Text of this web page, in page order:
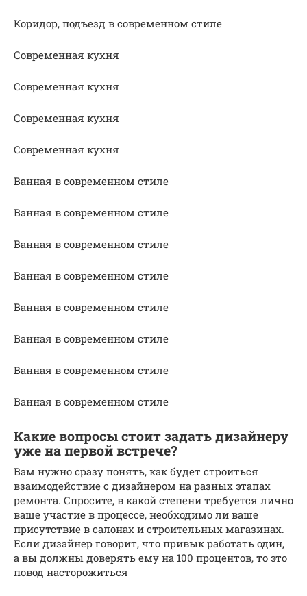
Коридор, подъезд в современном стиле
Современная кухня
Современная кухня
Современная кухня
Современная кухня
Ванная в современном стиле
Ванная в современном стиле
Ванная в современном стиле
Ванная в современном стиле
Ванная в современном стиле
Ванная в современном стиле
Ванная в современном стиле
Ванная в современном стиле
Какие вопросы стоит задать дизайнеру
уже на первой встрече?
Вам нужно сразу понять, как будет строиться
взаимодействие с дизайнером на разных этапах
ремонта. Спросите, в какой степени требуется лично
ваше участие в процессе, необходимо ли ваше
присутствие в салонах и строительных магазинах.
Если дизайнер говорит, что привык работать один,
а вы должны доверять ему на 100 процентов, то это
повод насторожиться